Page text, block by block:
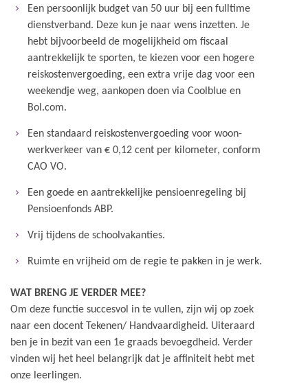
Een persoonlijk budget van 50 uur bij een fulltime
dienstverband. Deze kun je naar wens inzetten. Je
hebt bijvoorbeeld de mogelijkheid om fiscaal
aantrekkelijk te sporten, te kiezen voor een hogere
reiskostenvergoeding, een extra vrije dag voor een
weekendje weg, aankopen doen via Coolblue en
Bol.com.
Een standaard reiskostenvergoeding voor woon-
werkverkeer van € 0,12 cent per kilometer, conform
CAO VO.
Een goede en aantrekkelijke pensioenregeling bij
Pensioenfonds ABP.
Vrij tijdens de schoolvakanties.
Ruimte en vrijheid om de regie te pakken in je werk.
WAT BRENG JE VERDER MEE?
Om deze functie succesvol in te vullen, zijn wij op zoek
naar een docent Tekenen/ Handvaardigheid. Uiteraard
ben je in bezit van een 1e graads bevoegdheid. Verder
vinden wij het heel belangrijk dat je affiniteit hebt met
onze leerlingen.